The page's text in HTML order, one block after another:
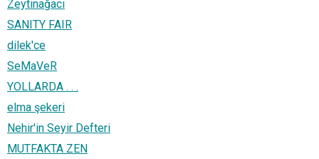
Zeytinağacı
SANITY FAIR
dilek'ce
SeMaVeR
YOLLARDA . . .
elma şekeri
Nehir'in Seyir Defteri
MUTFAKTA ZEN